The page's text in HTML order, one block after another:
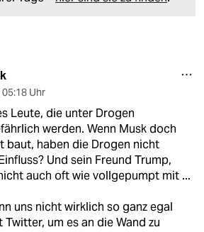
05:18 Uhr
Leute, die unter Drogen
werden. Wenn Musk doch
baut, haben die Drogen nicht
Und sein Freund Trump,
auch oft wie vollgepumpt mit ...
uns nicht wirklich so ganz egal
Twitter, um es an die Wand zu